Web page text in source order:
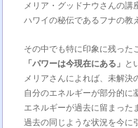
メリア・グッドナウさんの講
ハワイの秘伝であるフナの教
その中でも特に印象に残った
「パワーは今現在にある」 と
メリアさんによれば、未解決
自分のエネルギーが部分的に
エネルギーが過去に留まった
過去の同じような状況を今に